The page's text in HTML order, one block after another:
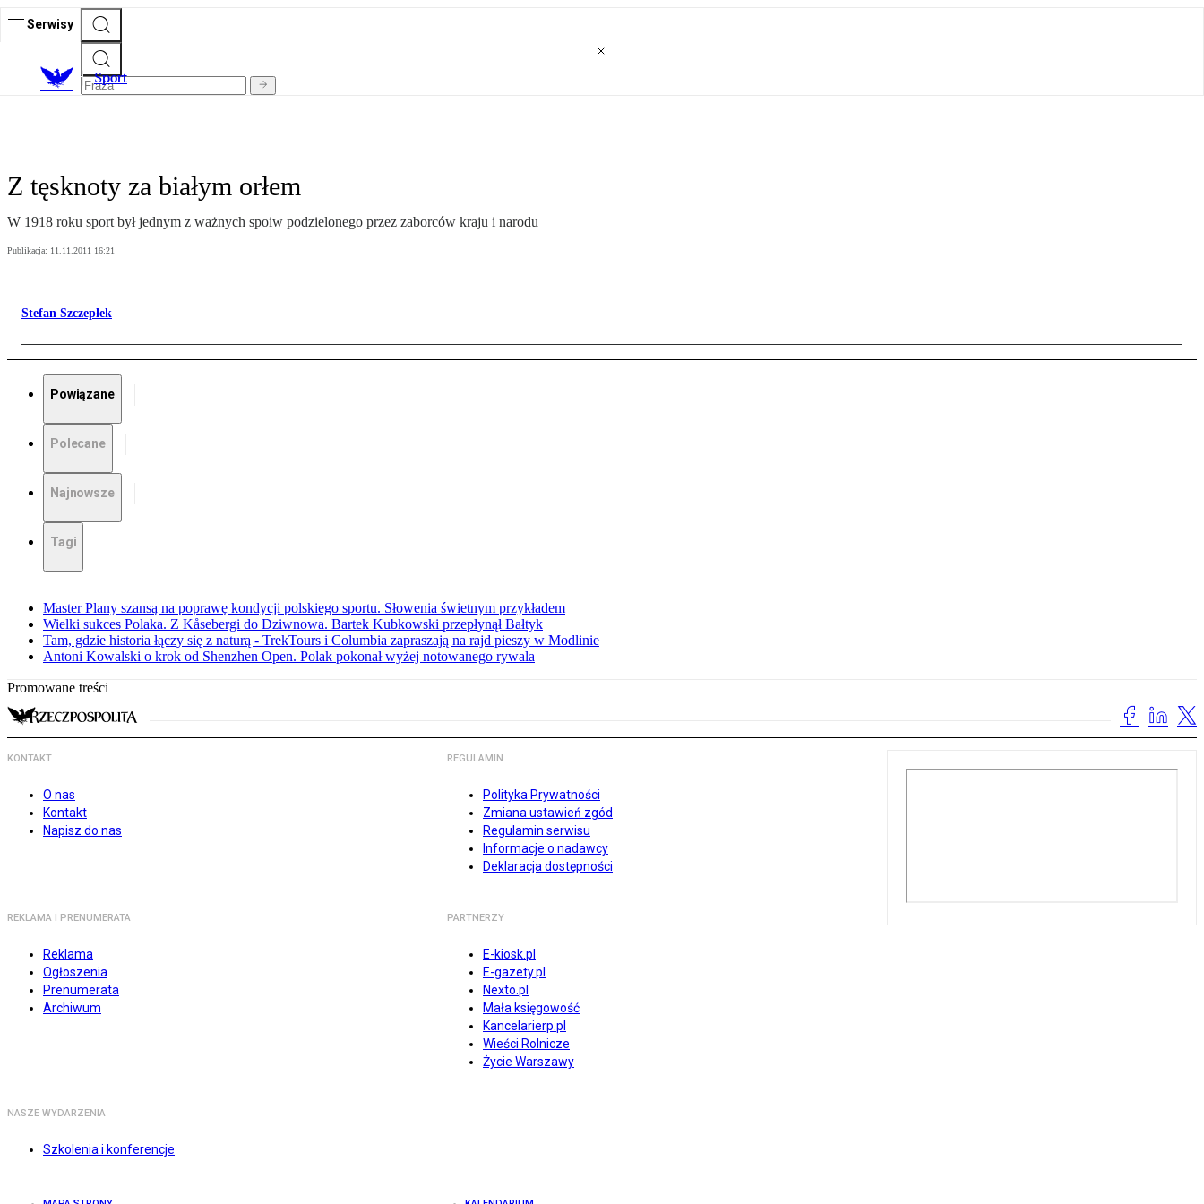
Serwisy
Sport
Z tęsknoty za białym orłem
W 1918 roku sport był jednym z ważnych spoiw podzielonego przez zaborców kraju i narodu
Publikacja: 11.11.2011 16:21
Stefan Szczepłek
Powiązane
Polecane
Najnowsze
Tagi
Master Plany szansą na poprawę kondycji polskiego sportu. Słowenia świetnym przykładem
Wielki sukces Polaka. Z Kåsebergi do Dziwnowa. Bartek Kubkowski przepłynął Bałtyk
Tam, gdzie historia łączy się z naturą - TrekTours i Columbia zapraszają na rajd pieszy w Modlinie
Antoni Kowalski o krok od Shenzhen Open. Polak pokonał wyżej notowanego rywala
Promowane treści
KONTAKT
O nas
Kontakt
Napisz do nas
REGULAMIN
Polityka Prywatności
Zmiana ustawień zgód
Regulamin serwisu
Informacje o nadawcy
Deklaracja dostępności
REKLAMA I PRENUMERATA
Reklama
Ogłoszenia
Prenumerata
Archiwum
PARTNERZY
E-kiosk.pl
E-gazety.pl
Nexto.pl
Mała księgowość
Kancelarierp.pl
Wieści Rolnicze
Życie Warszawy
NASZE WYDARZENIA
Szkolenia i konferencje